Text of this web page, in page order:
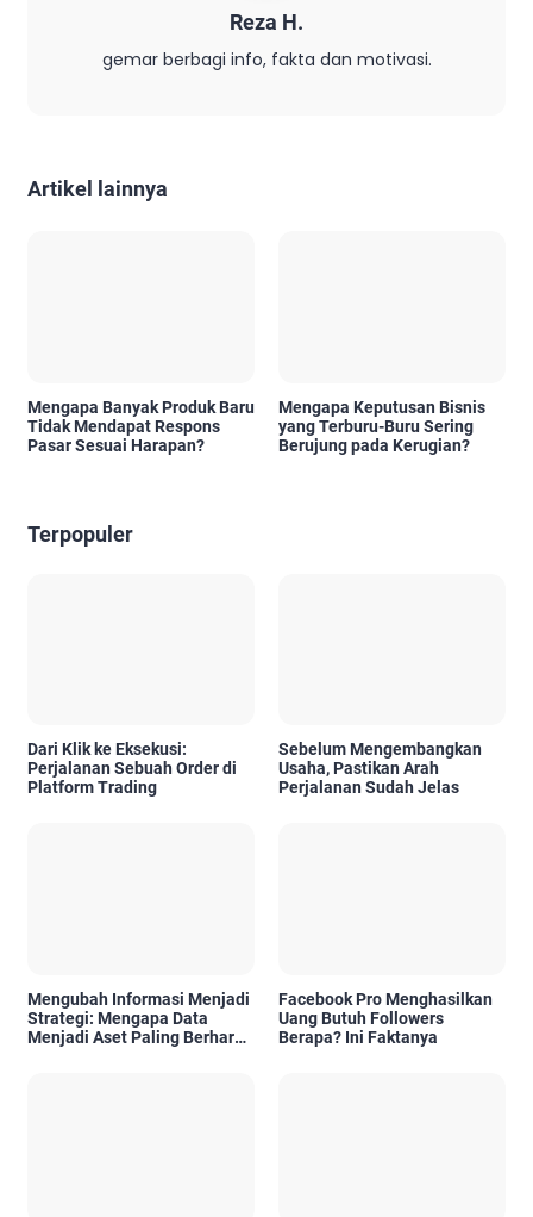
Reza H.
gemar berbagi info, fakta dan motivasi.
Artikel lainnya
Mengapa Banyak Produk Baru
Tidak Mendapat Respons
Pasar Sesuai Harapan?
Mengapa Keputusan Bisnis
yang Terburu-Buru Sering
Berujung pada Kerugian?
Terpopuler
Dari Klik ke Eksekusi:
Perjalanan Sebuah Order di
Platform Trading
Sebelum Mengembangkan
Usaha, Pastikan Arah
Perjalanan Sudah Jelas
Mengubah Informasi Menjadi
Strategi: Mengapa Data
Menjadi Aset Paling Berharga
Facebook Pro Menghasilkan
Uang Butuh Followers
Berapa? Ini Faktanya